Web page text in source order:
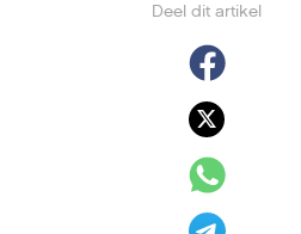
Deel dit artikel